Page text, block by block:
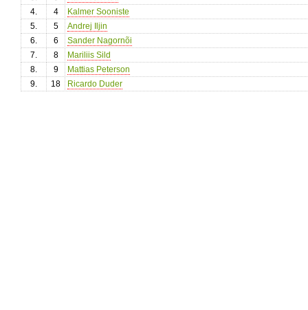
4.
4
Kalmer Sooniste
5.
5
Andrej Iljin
6.
6
Sander Nagornõi
7.
8
Mariliis Sild
8.
9
Mattias Peterson
9.
18 Ricardo Duder